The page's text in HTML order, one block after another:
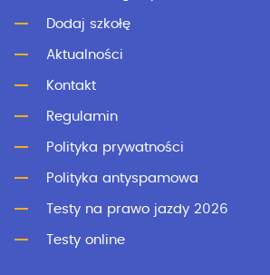
Dodaj szkołę
Aktualności
Kontakt
Regulamin
Polityka prywatności
Polityka antyspamowa
Testy na prawo jazdy 2026
Testy online